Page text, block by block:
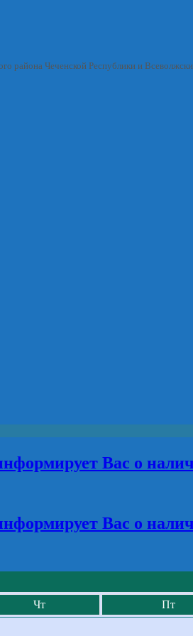
района Чеченской Республики и
Вас о
Вас о
Чт Пт